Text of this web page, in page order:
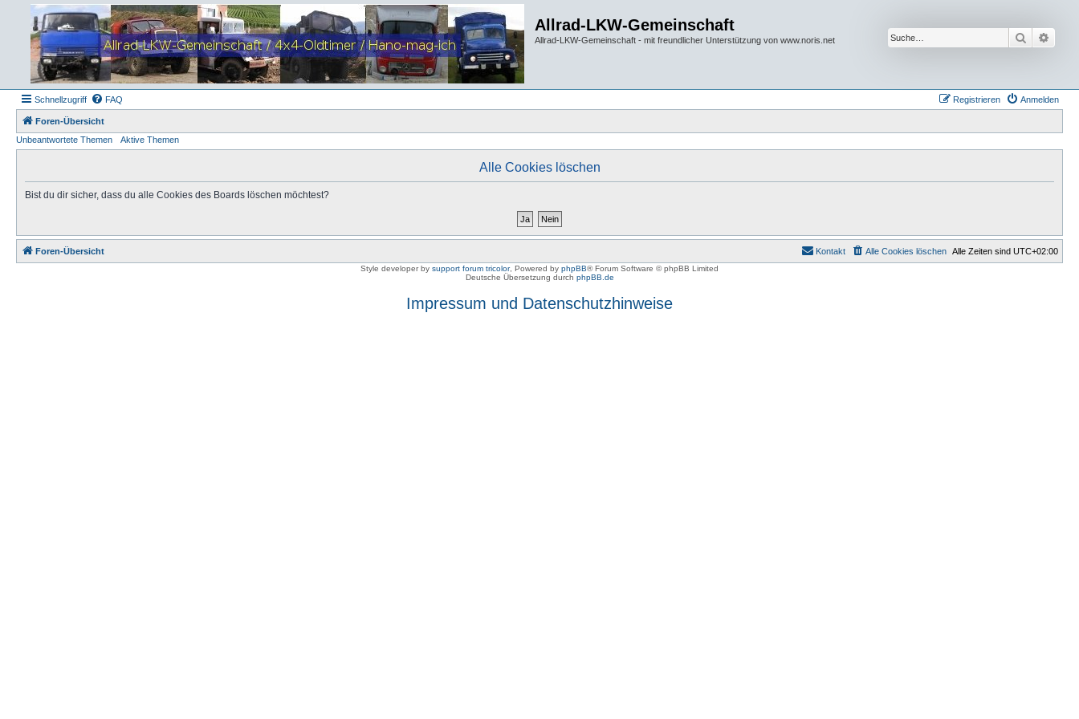
Allrad-LKW-Gemeinschaft
Allrad-LKW-Gemeinschaft - mit freundlicher Unterstützung von www.noris.net Suche
Schnellzugriff FAQ Anmelden
Registrieren
Foren-Übersicht
Unbeantwortete Themen
Aktive Themen
Alle Cookies löschen
Bist du dir sicher, dass du alle Cookies des Boards löschen möchtest?
Foren-Übersicht Alle Zeiten sind UTC+02:00
Alle Cookies löschen
Kontakt
Style developer by support forum tricolor, Powered by phpBB® Forum Software © phpBB Limited
Deutsche Übersetzung durch phpBB.de
Impressum und Datenschutzhinweise